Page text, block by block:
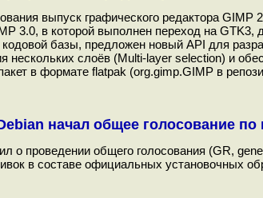
выпуск графического редактора
3.0, в которой выполнен переход на
кодовой базы, предложен новый API для
нескольких слоёв (Multi-layer selection) и
в формате flatpak (org.gimp.GIMP в
начал общее голосование
о проведении общего голосования (GR,
в составе официальных установочных